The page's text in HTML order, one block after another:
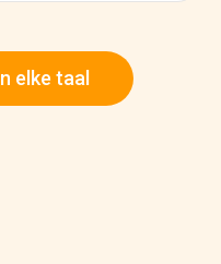
elke taal